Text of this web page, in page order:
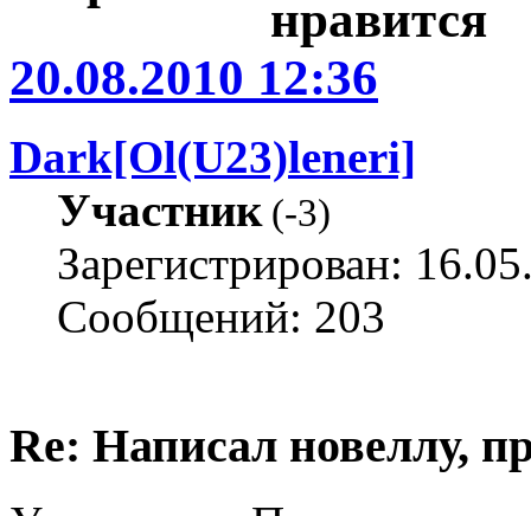
20.08.2010 12:36
Dark[Ol(U23)leneri]
Участник(-3)
Зарегистрирован:
Сообщений: 203
Re: Написал новеллу,